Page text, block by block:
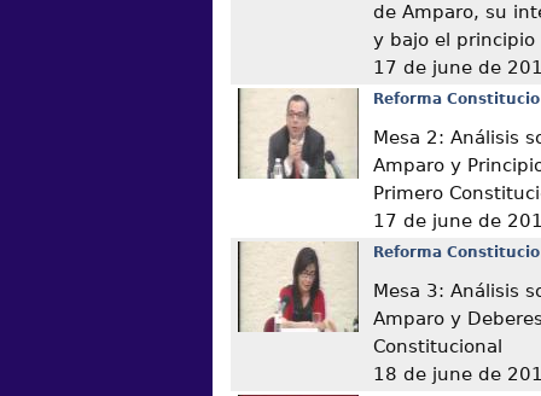
de Amparo, su
y bajo el principio
17 de june de
Reforma
Mesa 2: Análisis
Amparo y
Primero
17 de june de
Reforma
Mesa 3: Análisis
Amparo y
Constitucional
18 de june de